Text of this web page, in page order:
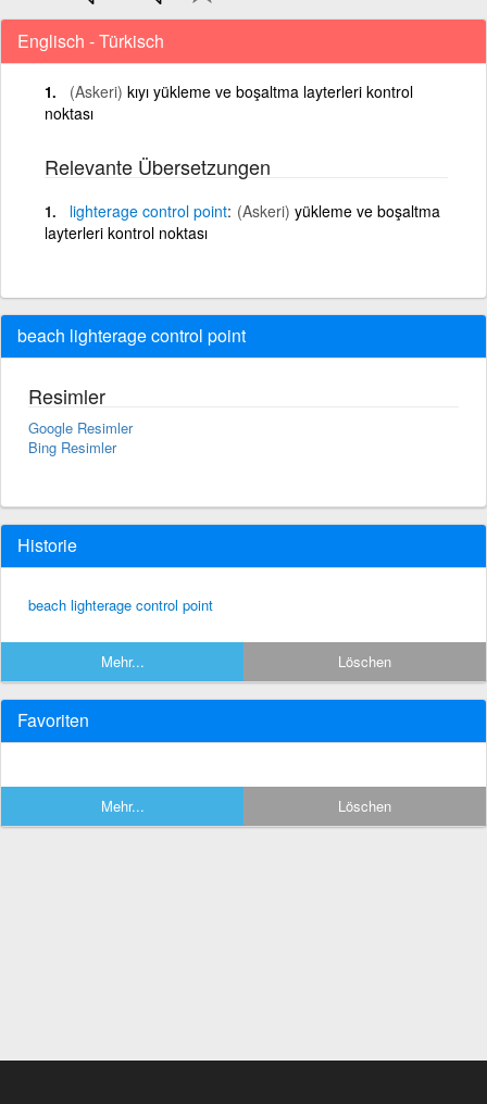
Englisch - Türkisch
(Askeri) kıyı yükleme ve boşaltma layterleri kontrol
noktası
Relevante Übersetzungen
lighterage control point (Askeri) yükleme ve boşaltma
layterleri kontrol noktası
beach lighterage control point
Resimler
Google Resimler
Bing Resimler
Historie
beach lighterage control point
Mehr... Löschen
Favoriten
Mehr... Löschen